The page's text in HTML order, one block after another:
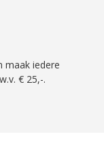
maak iedere
€ 25,-.